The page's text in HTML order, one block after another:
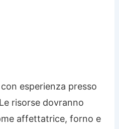
esperienza presso
risorse dovranno
affettatrice, forno e